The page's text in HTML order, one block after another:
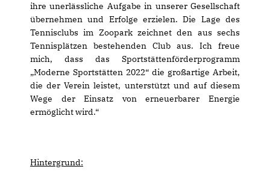
ihre unerlässliche Aufgabe in unserer Gesellschaft
übernehmen und Erfolge erzielen. Die Lage des
Tennisclubs im Zoopark zeichnet den aus sechs
Tennisplätzen bestehenden Club aus. Ich freue
mich, dass das Sportstättenförderprogramm
Moderne Sportstätten 2022“ die großartige Arbeit,
die der Verein leistet, unterstützt und auf diesem
Wege der Einsatz von erneuerbarer Energie
ermöglicht wird.“
Hintergrund: